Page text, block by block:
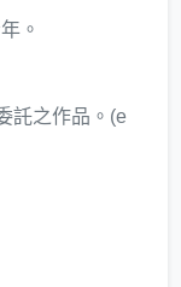
。
託之作品。(e